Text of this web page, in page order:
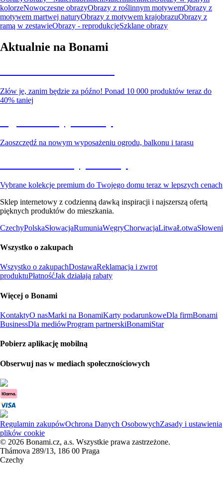
kolorzeNowoczesne obrazyObrazy z roślinnym motywemObrazy z
motywem martwej naturyObrazy z motywem krajobrazuObrazy z
ramą w zestawieObrazy - reprodukcjeSzklane obrazy
Aktualnie na Bonami
Złów je, zanim będzie za późno! Ponad 10 000 produktów teraz do
40% taniej
Zaoszczędź na nowym wyposażeniu ogrodu, balkonu i tarasu
Vybrane kolekcje premium do Twojego domu teraz w lepszych cenach
Sklep internetowy z codzienną dawką inspiracji i najszerszą ofertą
pięknych produktów do mieszkania.
CzechyPolskaSłowacjaRumuniaWęgryChorwacjaLitwaŁotwa
Wszystko o zakupach
Wszystko o zakupachDostawaReklamacja i zwrot
produktuPłatnośćJak działają rabaty
Więcej o Bonami
KontaktyO nasMarki na BonamiKarty podarunkoweDla firmBonami
BusinessDla mediówProgram partnerskiBonamiStar
Pobierz aplikację mobilną
Obserwuj nas w mediach społecznościowych
Regulamin zakupówOchrona Danych OsobowychZasady i ustawienia
plików cookie
© 2026 Bonami.cz, a.s. Wszystkie prawa zastrzeżone.
Thámova 289/13, 186 00 Praga
Czechy